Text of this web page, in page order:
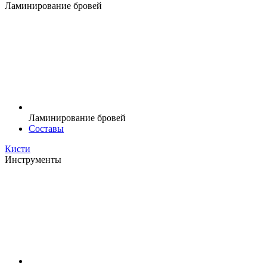
Ламинирование бровей
Ламинирование бровей
Составы
Кисти
Инструменты